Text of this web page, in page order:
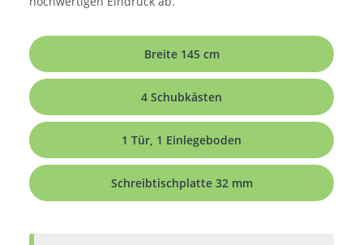
Breite 145 cm
4 Schubkästen
1 Tür, 1 Einlegeboden
Schreibtischplatte 32 mm